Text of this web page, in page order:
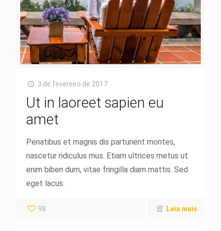
3 de fevereiro de 2017
Ut in laoreet sapien eu
amet
Penatibus et magnis dis parturient montes,
nascetur ridiculus mus. Etiam ultrices metus ut
enim biben dum, vitae fringilla diam mattis. Sed
eget lacus.
98 Leia mais